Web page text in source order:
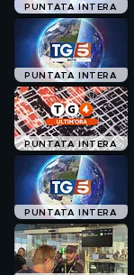
PUNTATA INTERA
PUNTATA INTERA
PUNTATA INTERA
PUNTATA INTERA